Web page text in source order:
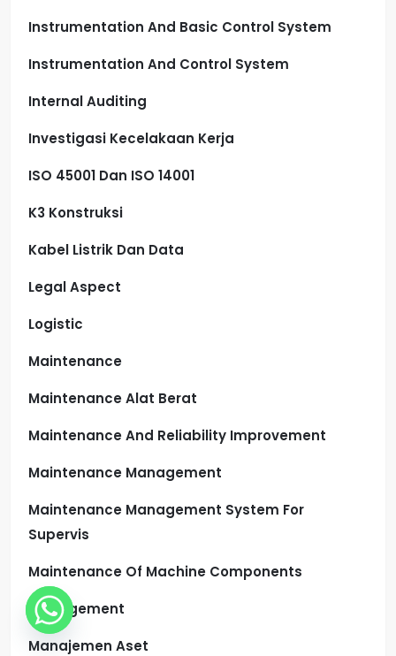
Instrumentation And Basic Control System
Instrumentation And Control System
Internal Auditing
Investigasi Kecelakaan Kerja
ISO 45001 Dan ISO 14001
K3 Konstruksi
Kabel Listrik Dan Data
Legal Aspect
Logistic
Maintenance
Maintenance Alat Berat
Maintenance And Reliability Improvement
Maintenance Management
Maintenance Management System For
Supervis
Maintenance Of Machine Components
Management
Manajemen Aset